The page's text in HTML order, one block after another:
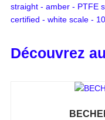
straight - amber - PTFE
certified - white scale -
Découvrez